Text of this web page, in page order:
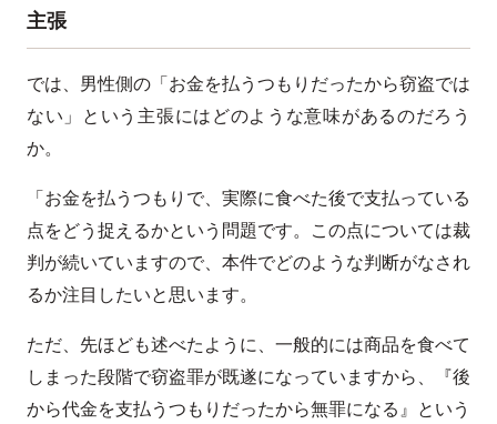
主張
では、男性側の「お金を払うつもりだったから窃盗では
ない」という主張にはどのような意味があるのだろう
か。
「お金を払うつもりで、実際に食べた後で支払っている
点をどう捉えるかという問題です。この点については裁
判が続いていますので、本件でどのような判断がなされ
るか注目したいと思います。
ただ、先ほども述べたように、一般的には商品を食べて
しまった段階で窃盗罪が既遂になっていますから、『後
から代金を支払うつもりだったから無罪になる』という